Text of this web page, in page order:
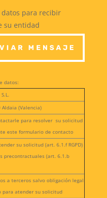
datos para recibir
su entidad
MENSAJE
datos:
Aldaia (Valencia)
para resolver su solicitud
este formulario de contacto
su solicitud (art. 6.1.f RGPD)
precontractuales (art. 6.1.b
a terceros salvo obligación legal
para atender su solicitud